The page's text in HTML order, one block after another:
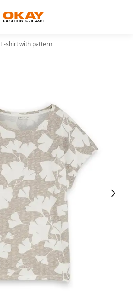
T-shirt with pattern